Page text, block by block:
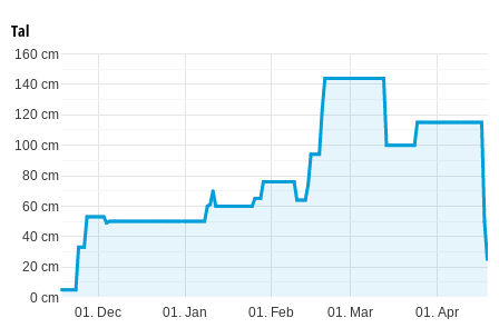
Tal
01. Dec 01. Jan 01. Feb 01. Mar 01. Apr
0 cm
20 cm
40 cm
60 cm
80 cm
100 cm
120 cm
140 cm
160 cm